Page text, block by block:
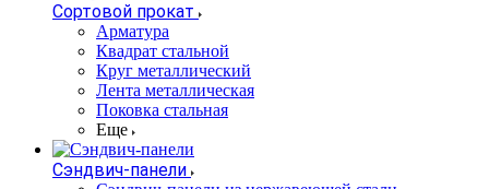
Сортовой прокат
Арматура
Квадрат стальной
Круг металлический
Лента металлическая
Поковка стальная
Еще
Сэндвич-панели